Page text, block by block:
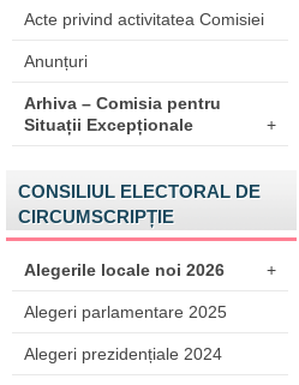
Acte privind activitatea Comisiei
Anunțuri
Arhiva – Comisia pentru
Situații Excepționale
+
CONSILIUL ELECTORAL DE
CIRCUMSCRIPȚIE
Alegerile locale noi 2026 +
Alegeri parlamentare 2025
Alegeri prezidențiale 2024